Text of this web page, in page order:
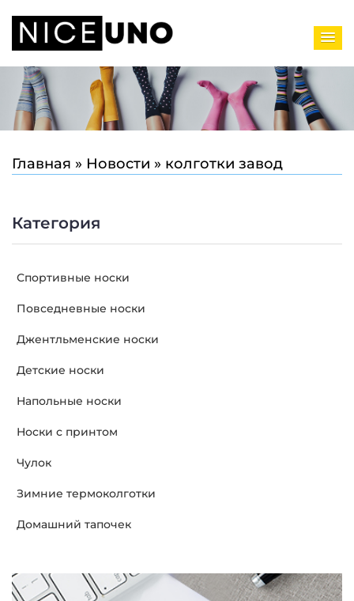
Главная » Новости » колготки завод
Категория
Спортивные носки
Повседневные носки
Джентльменские носки
Детские носки
Напольные носки
Носки с принтом
Чулок
Зимние термоколготки
Домашний тапочек